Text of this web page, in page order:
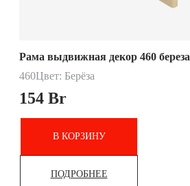
Рама выдвижная декор 460 береза
460Цвет: Берёза
154 Br
В КОРЗИНУ
ПОДРОБНЕЕ